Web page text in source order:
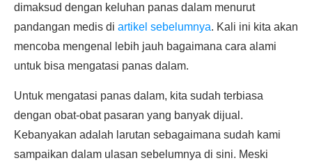
dimaksud dengan keluhan panas dalam menurut
pandangan medis di artikel sebelumnya. Kali ini kita akan
mencoba mengenal lebih jauh bagaimana cara alami
untuk bisa mengatasi panas dalam.
Untuk mengatasi panas dalam, kita sudah terbiasa
dengan obat-obat pasaran yang banyak dijual.
Kebanyakan adalah larutan sebagaimana sudah kami
sampaikan dalam ulasan sebelumnya di sini. Meski